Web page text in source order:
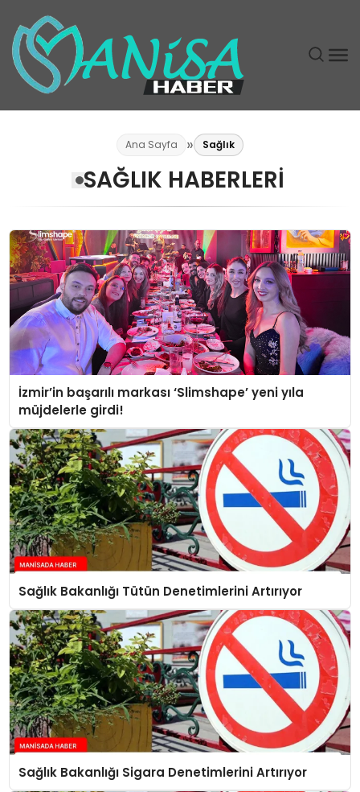
GÜNDEM
MAGAZIN
SIYASET
SPOR
TEKNOLOJI
YAŞAM
Ana Sayfa Sağlık
SAĞLIK HABERLERI
İzmir’in başarılı markası ‘Slimshape’ yeni yıla
müjdelerle girdi!
Sağlık Bakanlığı Tütün Denetimlerini Artırıyor
Sağlık Bakanlığı Sigara Denetimlerini Artırıyor